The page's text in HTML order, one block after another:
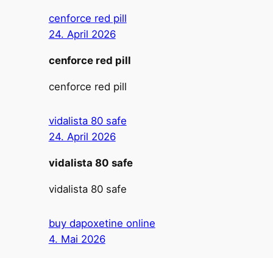
cenforce red pill
24. April 2026
cenforce red pill
cenforce red pill
vidalista 80 safe
24. April 2026
vidalista 80 safe
vidalista 80 safe
buy dapoxetine online
4. Mai 2026